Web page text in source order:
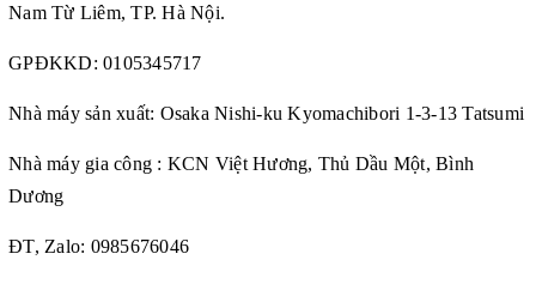
Nam Từ Liêm, TP. Hà Nội.
GPĐKKD: 0105345717
Nhà máy sản xuất: Osaka Nishi-ku Kyomachibori 1-3-13 Tatsumi
Nhà máy gia công : KCN Việt Hương, Thủ Dầu Một, Bình
Dương
ĐT, Zalo: 0985676046